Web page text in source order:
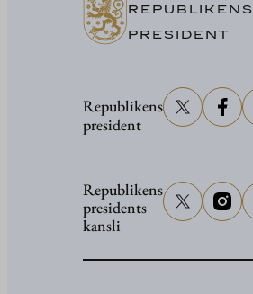
REPUBLIKENS
PRESIDENT
Republikens
president
Republikens
presidents
kansli